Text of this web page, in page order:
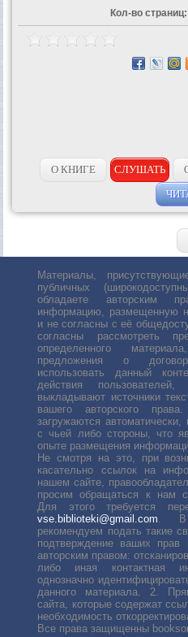
Кол-во страниц:
О КНИГЕ СЛУШАТЬ
Материалы,
публичных
обладаете авторским
информацию, размещенную
и не согласны с её
согласны рассмотреть
определенного
предложения о
использовать данный
действия пользователей,
выкладывают источники
вашего авторского
загружаются
с чьей либо стороны, что
опыте размещения
Не смотря на это, при
касательно ссылок на
нашем сайте,
просим обращаться к нам
Для этого требуется
vse.biblioteki@gmail.com . В
рекомендуем подать такие
подтверждение ваших
авторским правом:
либо иная контактная
однозначно
данного материала. 2.
сайта, которые содержат
необходимость
Все права защищенны